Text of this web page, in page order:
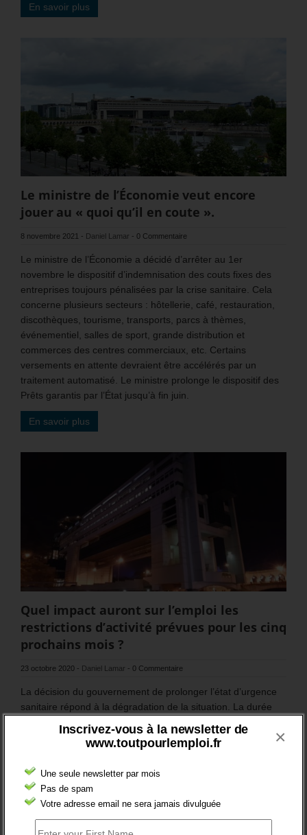
Inscrivez-vous à la newsletter de
www.toutpourlemploi.fr
Une seule newsletter par mois
Pas de spam
Votre adresse email ne sera jamais divulguée
×
En savoir plus
Le ministre de l’Économie veut encore
jouer au « quoi qu’il en coute ».
8 novembre 2021 - Daniel Lamar - 0 Commentaire
Le ministre de l’Économie a décidé d’arrêter au 1er
novembre le dispositif d’indemnisation des couts fixes des
entreprises toujours pénalisées par la crise sanitaire. Cela
concerne plusieurs secteurs : hôtellerie, café, restauration,
discothèques, tourisme, transports, parcs à thèmes,
événementiel, salles de sport, grande distribution et
commerces des centres commerciaux, etc. Certains
versements en attente devraient être accélérés par un
traitement automatisé. Le ministre prolonge le dispositif des
Prêts garantis par l’État jusqu’à fin juin.
En savoir plus
Quel impact auront sur l’emploi les
restrictions d’activité prévues pour les cinq
prochains mois ?
23 octobre 2020 - Daniel Lamar - 0 Commentaire
La décision du gouvernement de prolonger l’état d’urgence
sanitaire répond à la dégradation de la situation. La durée
annoncée est longue de 5 mois (novembre à fin mars), mais
elle correspond à une réponse minimale aux estimations des
L’impact économique va être très important (récession). La
situation du marché du travail va rester globalement
impactée. Les secteurs de la restauration, de l’hôtellerie, de
la culture, de l’évènementiel et du sport, plus les secteurs